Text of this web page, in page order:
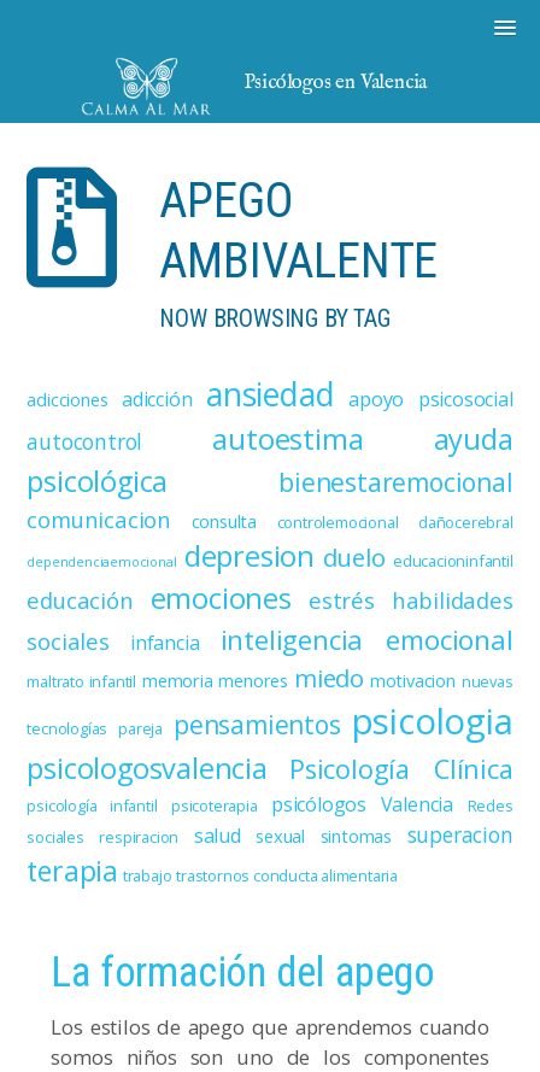
Psicólogos en Valencia
APEGO
AMBIVALENTE
NOW BROWSING BY TAG
adicciones adicción ansiedad apoyo psicosocial
autocontrol autoestima
ayuda
psicológica
bienestaremocional
comunicacion consulta controlemocional dañocerebral
dependenciaemocional depresion duelo educacioninfantil
educación emociones estrés
habilidades
sociales
infancia inteligencia emocional
maltrato infantil memoria menores miedo motivacion nuevas
tecnologías pareja pensamientos psicologia
psicologosvalencia Psicología Clínica
psicología infantil psicoterapia psicólogos Valencia
Redes
sociales
respiracion salud sexual sintomas superacion
terapia trabajo trastornos conducta alimentaria
La formación del apego
Los estilos de apego que aprendemos cuando
somos niños son uno de los componentes